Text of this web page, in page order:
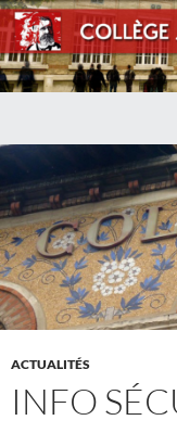
CONTENU
ACTUALITÉS
INFO